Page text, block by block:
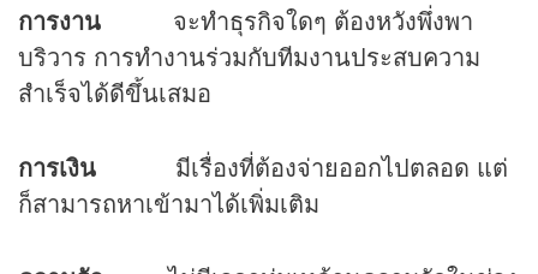
การงาน จะทำธุรกิจใดๆ ต้องหวังพึ่งพา
บริวาร การทำงานร่วมกับทีมงานประสบความ
สำเร็จได้ดีขึ้นเสมอ
การเงิน มีเรื่องที่ต้องจ่ายออกไปตลอด แต่
ก็สามารถหาเข้ามาได้เพิ่มเติม